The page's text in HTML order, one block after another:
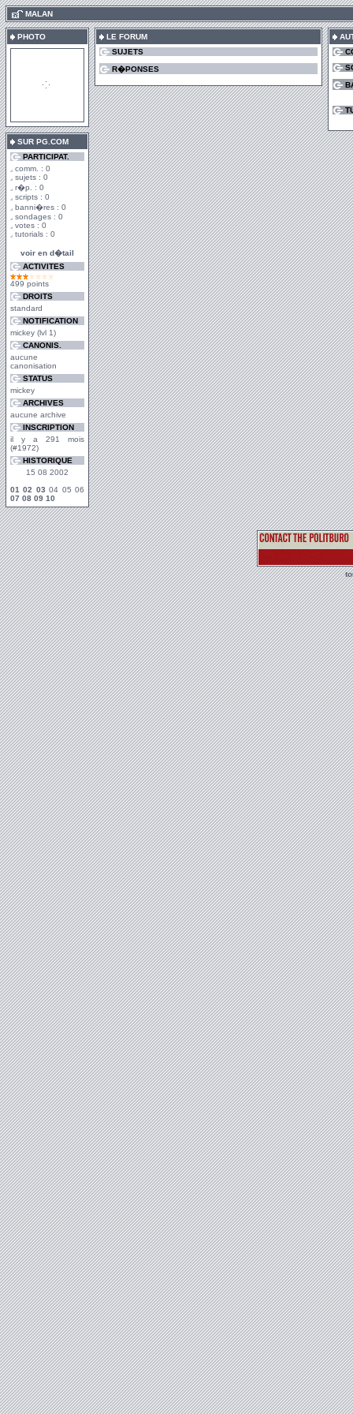
MALAN
PHOTO
SUR PG.COM
PARTICIPAT.
comm. : 0
sujets : 0
r�p. : 0
scripts : 0
banni�res : 0
sondages : 0
votes : 0
tutorials : 0
voir en d�tail
ACTIVITES
499 points
DROITS
standard
NOTIFICATION
mickey (lvl 1)
CANONIS.
aucune
canonisation
STATUS
mickey
ARCHIVES
aucune archive
INSCRIPTION
il y a 291 mois
(#1972)
HISTORIQUE
15 08 2002
01 02 03 04 05 06
07 08 09 10
LE FORUM
SUJETS
R�PONSES